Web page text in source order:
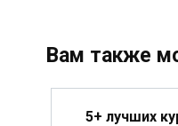
Вам также
5+ лучших